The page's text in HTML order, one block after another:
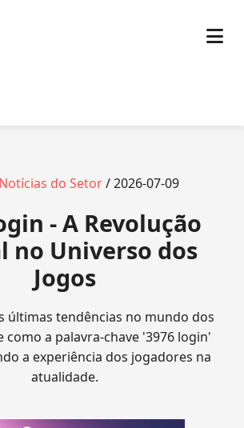
Notícias do Setor/ 2026-07-09
- A Revolução
no Universo dos
Jogos
últimas tendências no mundo dos
como a palavra-chave '3976 login'
a experiência dos jogadores na
atualidade.